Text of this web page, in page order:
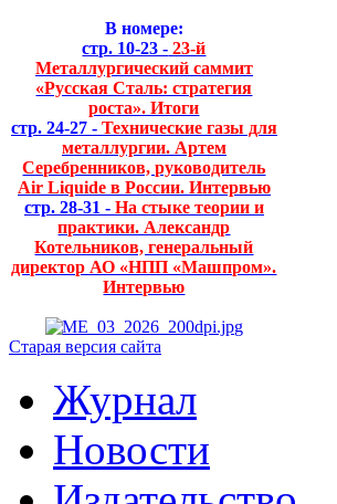
В номере:
стр. 10-23 - 23-й
Металлургический саммит
«Русская Сталь: стратегия
роста». Итоги
стр. 24-27 - Технические газы для
металлургии. Артем
Серебренников, руководитель
Air Liquide в России. Интервью
стр. 28-31 - На стыке теории и
практики. Александр
Котельников, генеральный
директор АО «НПП «Машпром».
Интервью
Старая версия сайта
Журнал
Новости